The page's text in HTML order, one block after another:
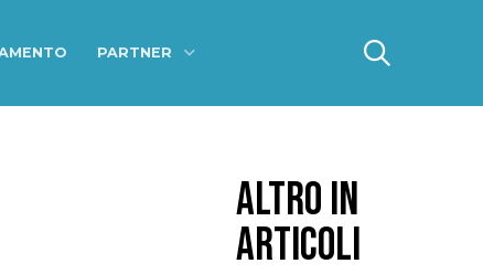
PARTNER
ALTRO IN
ARTICOLI